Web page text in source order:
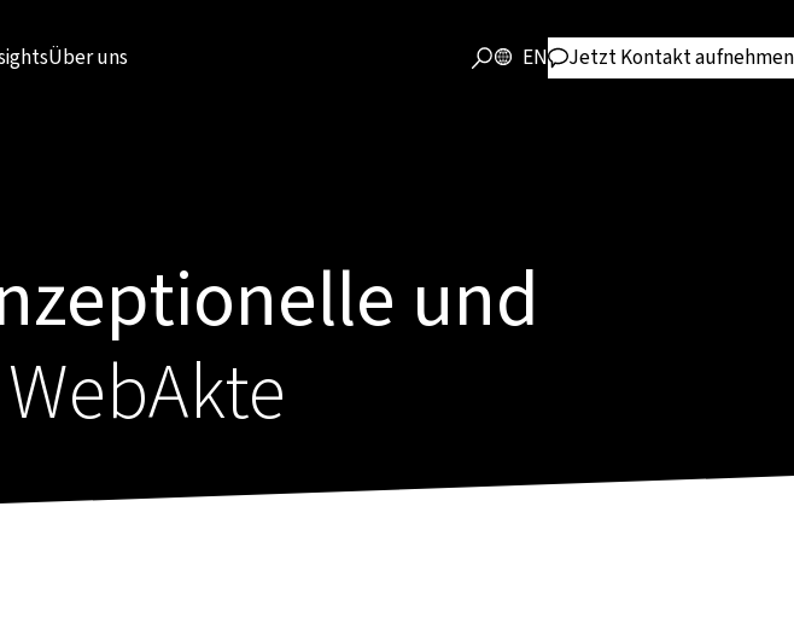
Über uns EN Jetzt Kontakt aufnehmen
und